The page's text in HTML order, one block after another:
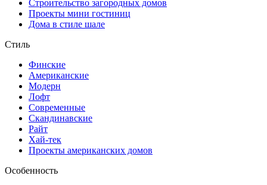
Строительство загородных домов
Проекты мини гостиниц
Дома в стиле шале
Стиль
Финские
Американские
Модерн
Лофт
Современные
Скандинавские
Райт
Хай-тек
Проекты американских домов
Особенность